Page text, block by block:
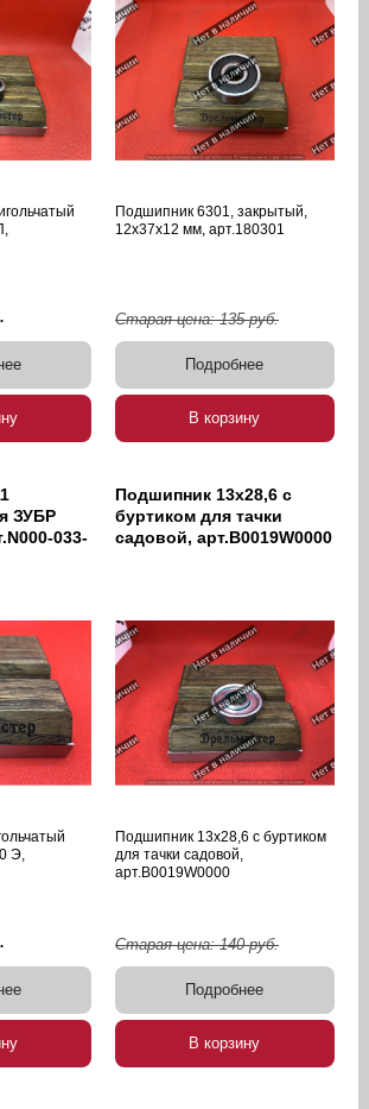
Подшипник 6301, закрытый,
12х37х12 мм, арт.180301
Старая цена:135руб.
Подробнее
В корзину
ЗУБР
033-
Э,
Подшипник 13х28,6 с
буртиком для тачки
садовой, арт.B0019W0000
Подшипник 13х28,6 с буртиком
для тачки садовой,
арт.B0019W0000
Старая цена:140руб.
Подробнее
В корзину